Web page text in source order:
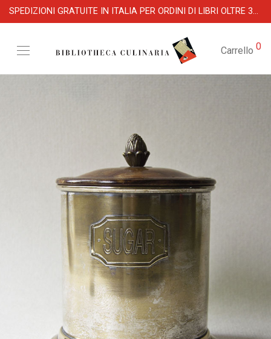
SPEDIZIONI GRATUITE IN ITALIA PER ORDINI DI LIBRI OLTRE 39 €
Carrello 0